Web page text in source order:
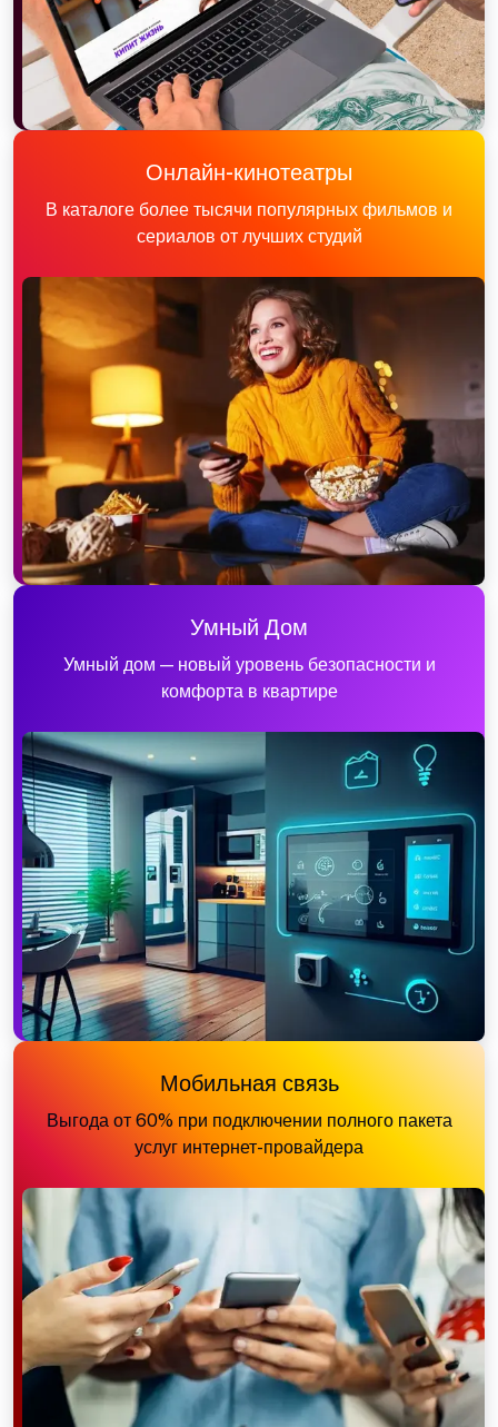
Онлайн-кинотеатры
В каталоге более тысячи популярных фильмов и
сериалов от лучших студий
Умный Дом
Умный дом — новый уровень безопасности и
комфорта в квартире
Мобильная связь
Выгода от 60% при подключении полного пакета
услуг интернет-провайдера